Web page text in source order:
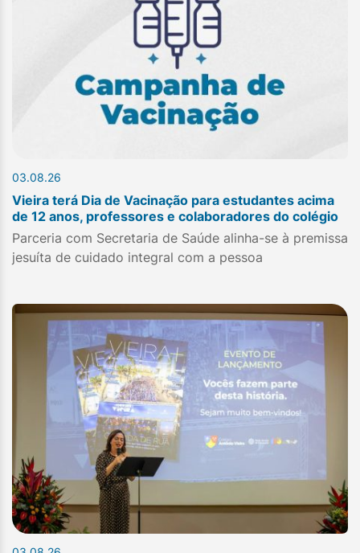
03.08.26
Vieira terá Dia de Vacinação para estudantes acima
de 12 anos, professores e colaboradores do colégio
Parceria com Secretaria de Saúde alinha-se à premissa
jesuíta de cuidado integral com a pessoa